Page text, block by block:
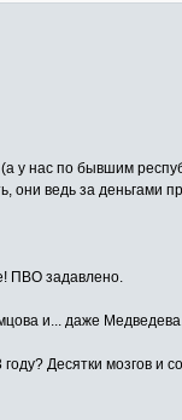
у нас по бывшим
они ведь за деньгами
ПВО задавлено.
и... даже
Десятки мозгов и